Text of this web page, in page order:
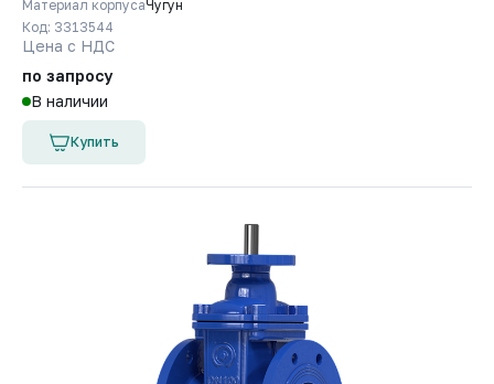
Материал корпусаЧугун
Код: 3313544
Цена с НДС
по запросу
В наличии
Купить